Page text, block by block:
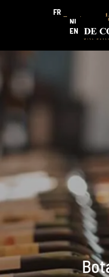
FR
NL
EN